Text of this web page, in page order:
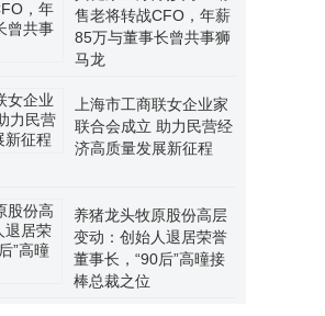
售老将转战CFO，年薪
85万与董事长曾共事狮
马龙
上海市工商联女企业家
联合会成立 助力民营经
济高质量发展新征程
养猪龙头牧原股份高层
变动：创始人退居荣誉
董事长，“90后”高曈接
棒总裁之位